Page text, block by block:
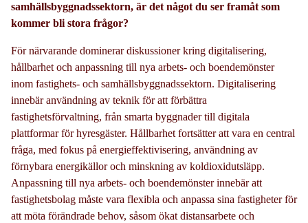
samhällsbyggnadssektorn, är det något du ser framåt som
kommer bli stora frågor?
För närvarande dominerar diskussioner kring digitalisering,
hållbarhet och anpassning till nya arbets- och boendemönster
inom fastighets- och samhällsbyggnadssektorn. Digitalisering
innebär användning av teknik för att förbättra
fastighetsförvaltning, från smarta byggnader till digitala
plattformar för hyresgäster. Hållbarhet fortsätter att vara en central
fråga, med fokus på energieffektivisering, användning av
förnybara energikällor och minskning av koldioxidutsläpp.
Anpassning till nya arbets- och boendemönster innebär att
fastighetsbolag måste vara flexibla och anpassa sina fastigheter för
att möta förändrade behov, såsom ökat distansarbete och